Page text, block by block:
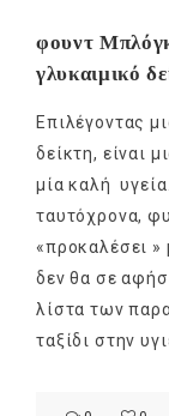
φουντ
γλυκαιμικό
Επιλέγοντας
δείκτη, είναι
μία καλή
ταυτόχρονα,
«προκαλέσει »
δεν θα σε
λίστα των
ταξίδι στην